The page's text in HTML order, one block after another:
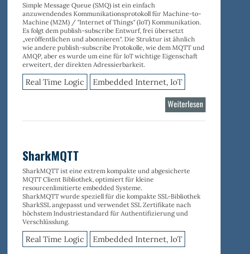
Simple Message Queue (SMQ) ist ein einfach
anzuwendendes Kommunikationsprotokoll für Machine-to-
Machine (M2M) / "Internet of Things" (IoT) Kommunikation.
Es folgt dem publish-subscribe Entwurf, frei übersetzt
„veröffentlichen und abonnieren“. Die Struktur ist ähnlich
wie andere publish-subscribe Protokolle, wie dem MQTT und
AMQP, aber es wurde um eine für IoT wichtige Eigenschaft
erweitert, der direkten Adressierbarkeit.
Real Time Logic Embedded Internet, IoT
Weiterlesenüber
SharkMQ
SharkMQTT
SharkMQTT ist eine extrem kompakte und abgesicherte
MQTT Client Bibliothek, optimiert für kleine
resourcenlimitierte embedded Systeme.
SharkMQTT wurde speziell für die kompakte SSL-Bibliothek
SharkSSL angepasst und verwendet SSL Zertifikate nach
höchstem Industriestandard für Authentifizierung und
Verschlüsslung.
Real Time Logic Embedded Internet, IoT